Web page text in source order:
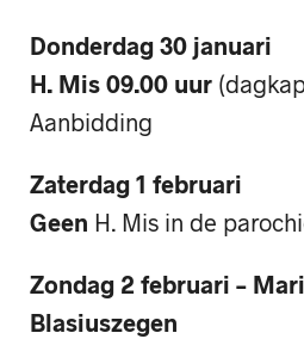
Donderdag 30 januari
H. Mis 09.00 uur
Aanbidding
Zaterdag 1 februari
Geen H. Mis in de
Zondag 2 februari –
Blasiuszegen